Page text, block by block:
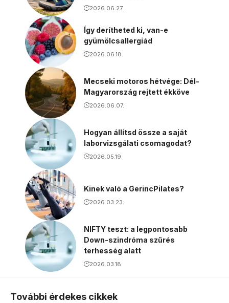
2026.06.27.
Így derítheted ki, van-e
gyümölcsallergiád
2026.06.18.
Mecseki motoros hétvége: Dél-
Magyarország rejtett ékköve
2026.06.07.
Hogyan állítsd össze a saját
laborvizsgálati csomagodat?
2026.05.19.
Kinek való a GerincPilates?
2026.03.23.
NIFTY teszt: a legpontosabb
Down-szindróma szűrés
terhesség alatt
2026.03.18.
További érdekes cikkek